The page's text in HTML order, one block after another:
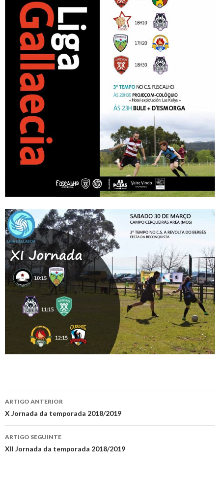
Navegação
de
artigos
ARTIGO ANTERIOR
X Jornada da temporada 2018/2019
ARTIGO SEGUINTE
XII Jornada da temporada 2018/2019